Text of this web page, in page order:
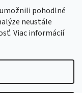
pohodlné
neustále
Viac informácií